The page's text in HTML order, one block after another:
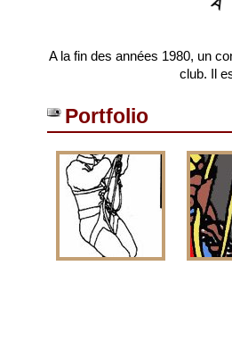
A la fin des années 1980, un
club. Il
Portfolio